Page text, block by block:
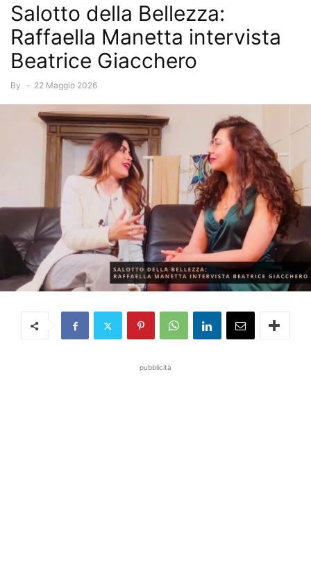
Salotto della Bellezza:
Raffaella Manetta intervista
Beatrice Giacchero
By - 22 Maggio 2026
pubblicità